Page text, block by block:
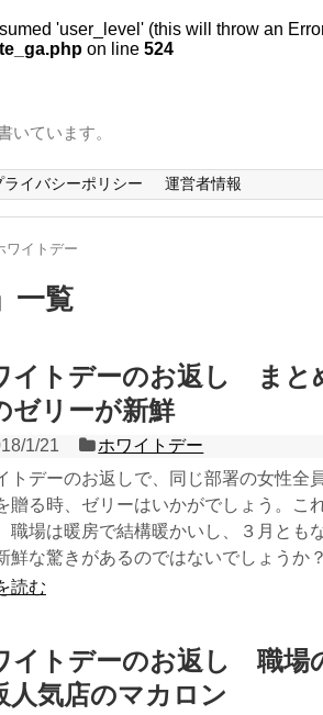
'user_level' (this will throw an
on line 524
いています。
ライバシーポリシー 運営者情報
ワイトデー
一覧
イトデーのお返し まと
ゼリーが新鮮
1/21
ホワイトデー
トデーのお返しで、同じ部署の女性全
贈る時、ゼリーはいかがでしょう。こ
職場は暖房で結構暖かいし、３月とも
鮮な驚きがあるのではないでしょうか？
読む
イトデーのお返し 職場
人気店のマカロン